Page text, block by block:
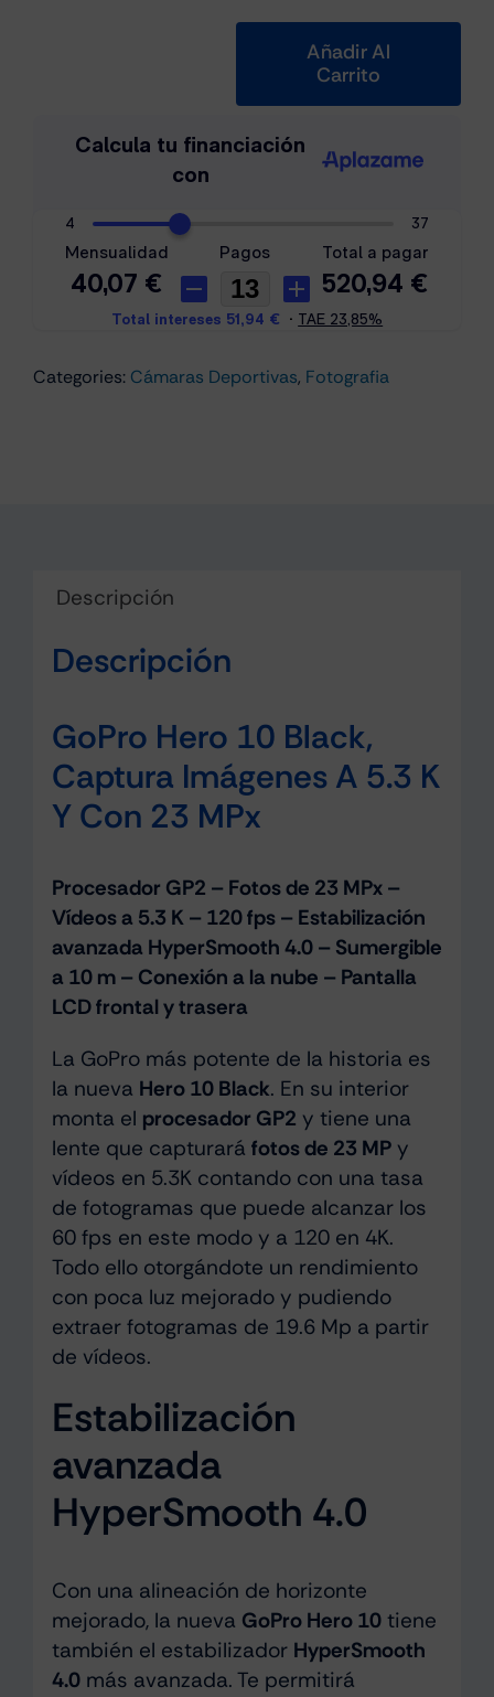
10
Añadir Al
Carrito
Categories: Cámaras Deportivas, Fotografia
Descripción
Descripción
GoPro Hero 10 Black,
Captura Imágenes A 5.3 K
Y Con 23 MPx
Procesador GP2 – Fotos de 23 MPx –
Vídeos a 5.3 K – 120 fps – Estabilización
avanzada HyperSmooth 4.0 – Sumergible
a 10 m – Conexión a la nube – Pantalla
LCD frontal y trasera
La GoPro más potente de la historia es
la nueva Hero 10 Black. En su interior
monta el procesador GP2 y tiene una
lente que capturará fotos de 23 MP y
vídeos en 5.3K contando con una tasa
de fotogramas que puede alcanzar los
60 fps en este modo y a 120 en 4K.
Todo ello otorgándote un rendimiento
con poca luz mejorado y pudiendo
extraer fotogramas de 19.6 Mp a partir
de vídeos.
Estabilización
avanzada
HyperSmooth 4.0
Con una alineación de horizonte
mejorado, la nueva GoPro Hero 10tiene
también el estabilizador HyperSmooth
4.0más avanzada. Te permitirá